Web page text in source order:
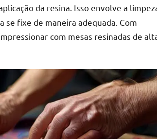
da resina. Isso envolve a
se fixe de maneira adequada. Com
com mesas resinadas de